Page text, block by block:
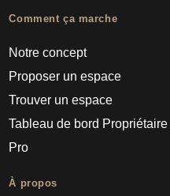
Comment ça marche
Notre concept
Proposer un espace
Trouver un espace
Tableau de bord Propriétaire
Pro
À propos